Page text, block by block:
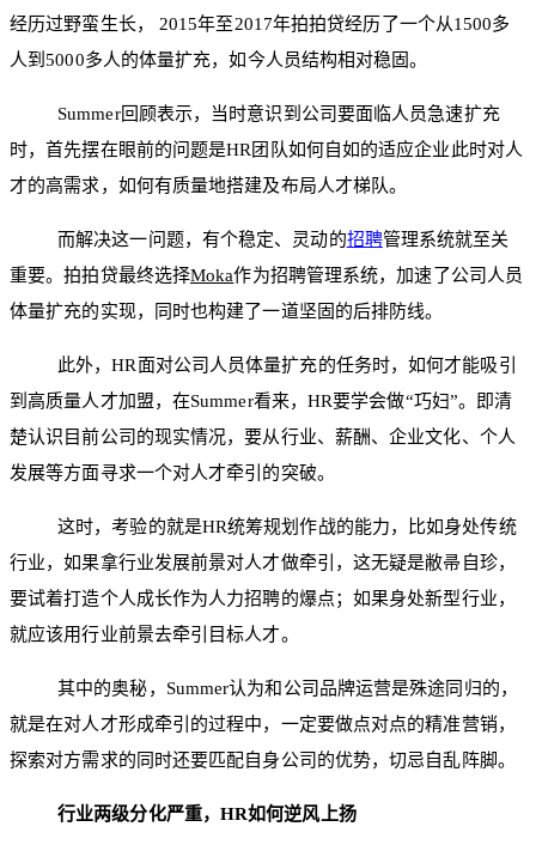
经历过野蛮生长， 2015年至2017年拍拍贷经历了一个从1500多
人到5000多人的体量扩充，如今人员结构相对稳固。
Summer回顾表示，当时意识到公司要面临人员急速扩充
时，首先摆在眼前的问题是HR团队如何自如的适应企业此时对人
才的高需求，如何有质量地搭建及布局人才梯队。
而解决这一问题，有个稳定、灵动的招聘管理系统就至关
重要。拍拍贷最终选择Moka作为招聘管理系统，加速了公司人员
体量扩充的实现，同时也构建了一道坚固的后排防线。
此外，HR面对公司人员体量扩充的任务时，如何才能吸引
到高质量人才加盟，在Summer看来，HR要学会做“巧妇”。即清
楚认识目前公司的现实情况，要从行业、薪酬、企业文化、个人
发展等方面寻求一个对人才牵引的突破。
这时，考验的就是HR统筹规划作战的能力，比如身处传统
行业，如果拿行业发展前景对人才做牵引，这无疑是敝帚自珍，
要试着打造个人成长作为人力招聘的爆点；如果身处新型行业，
就应该用行业前景去牵引目标人才。
其中的奥秘，Summer认为和公司品牌运营是殊途同归的，
就是在对人才形成牵引的过程中，一定要做点对点的精准营销，
探索对方需求的同时还要匹配自身公司的优势，切忌自乱阵脚。
行业两级分化严重，HR如何逆风上扬